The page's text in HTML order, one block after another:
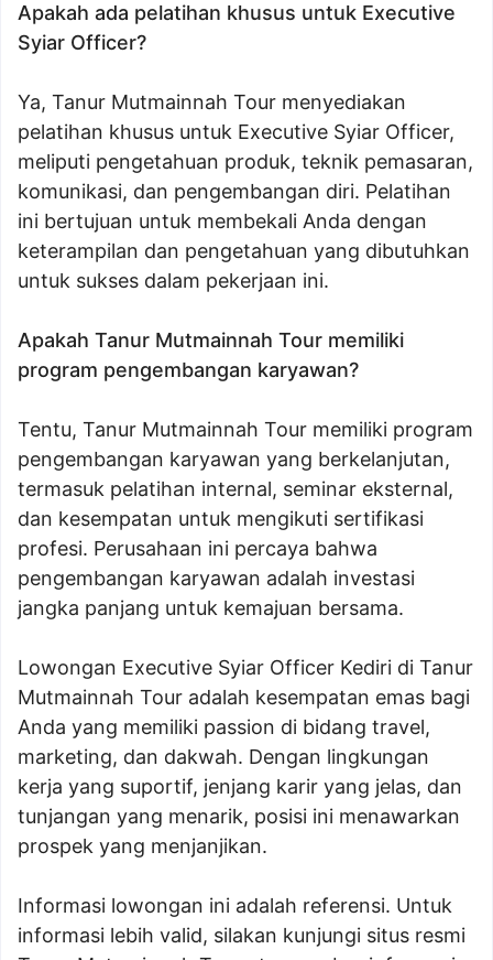
Apakah ada pelatihan khusus untuk Executive
Syiar Officer?
Ya, Tanur Mutmainnah Tour menyediakan
pelatihan khusus untuk Executive Syiar Officer,
meliputi pengetahuan produk, teknik pemasaran,
komunikasi, dan pengembangan diri. Pelatihan
ini bertujuan untuk membekali Anda dengan
keterampilan dan pengetahuan yang dibutuhkan
untuk sukses dalam pekerjaan ini.
Apakah Tanur Mutmainnah Tour memiliki
program pengembangan karyawan?
Tentu, Tanur Mutmainnah Tour memiliki program
pengembangan karyawan yang berkelanjutan,
termasuk pelatihan internal, seminar eksternal,
dan kesempatan untuk mengikuti sertifikasi
profesi. Perusahaan ini percaya bahwa
pengembangan karyawan adalah investasi
jangka panjang untuk kemajuan bersama.
Lowongan Executive Syiar Officer Kediri di Tanur
Mutmainnah Tour adalah kesempatan emas bagi
Anda yang memiliki passion di bidang travel,
marketing, dan dakwah. Dengan lingkungan
kerja yang suportif, jenjang karir yang jelas, dan
tunjangan yang menarik, posisi ini menawarkan
prospek yang menjanjikan.
Informasi lowongan ini adalah referensi. Untuk
informasi lebih valid, silakan kunjungi situs resmi